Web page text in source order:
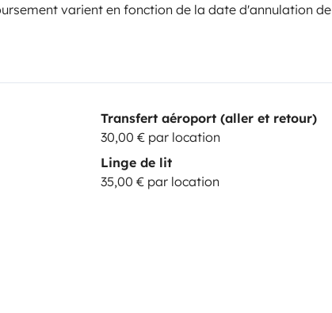
varient en fonction de la date d'annulation de
Transfert aéroport (aller et retour)
30,00 € par location
Linge de lit
35,00 € par location